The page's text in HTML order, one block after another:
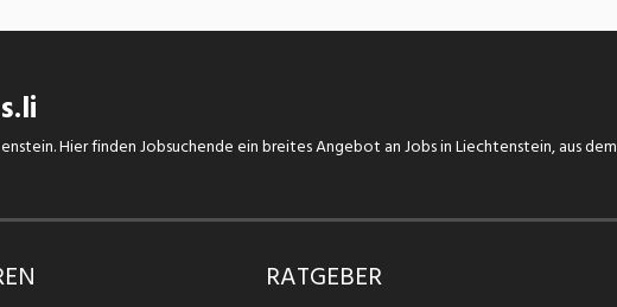
Hier finden Jobsuchende ein breites Angebot an Jobs in Liechtenstein, aus dem
RATGEBER